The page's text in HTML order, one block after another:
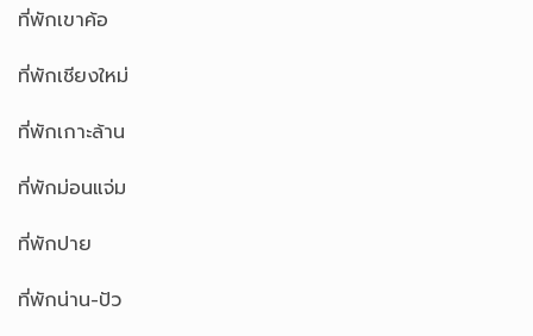
ที่พักเขาค้อ
ที่พักเชียงใหม่
ที่พักเกาะล้าน
ที่พักม่อนแจ่ม
ที่พักปาย
ที่พักน่าน-ปัว